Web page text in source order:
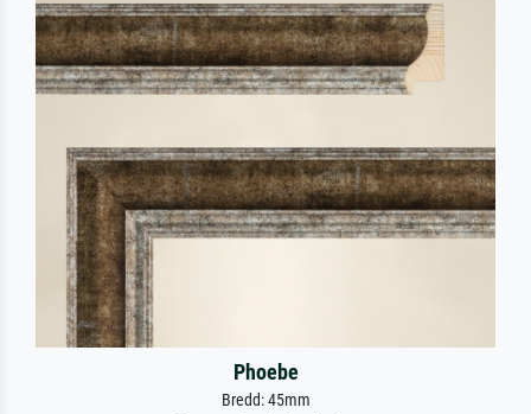
Phoebe
Bredd: 45mm